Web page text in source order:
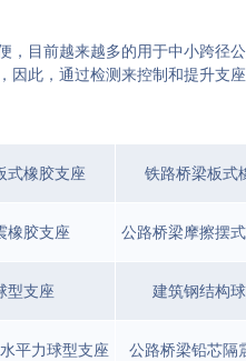
，目前越来越多的用于中小跨径
此，通过检测来控制和提升支座
式橡胶支座 铁路桥梁板式
橡胶支座 公路桥梁摩擦摆
型支座 建筑钢结构
平力球型支座 公路桥梁铅芯隔